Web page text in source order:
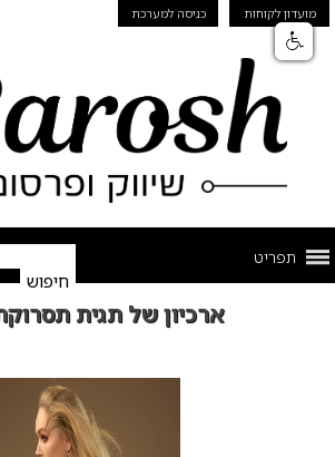
מועדון לקוחות כניסה למערכת
תפריט
ארכיון של תגית